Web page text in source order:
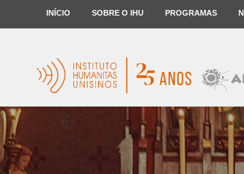
INÍCIO SOBRE O IHU PROGRAMAS